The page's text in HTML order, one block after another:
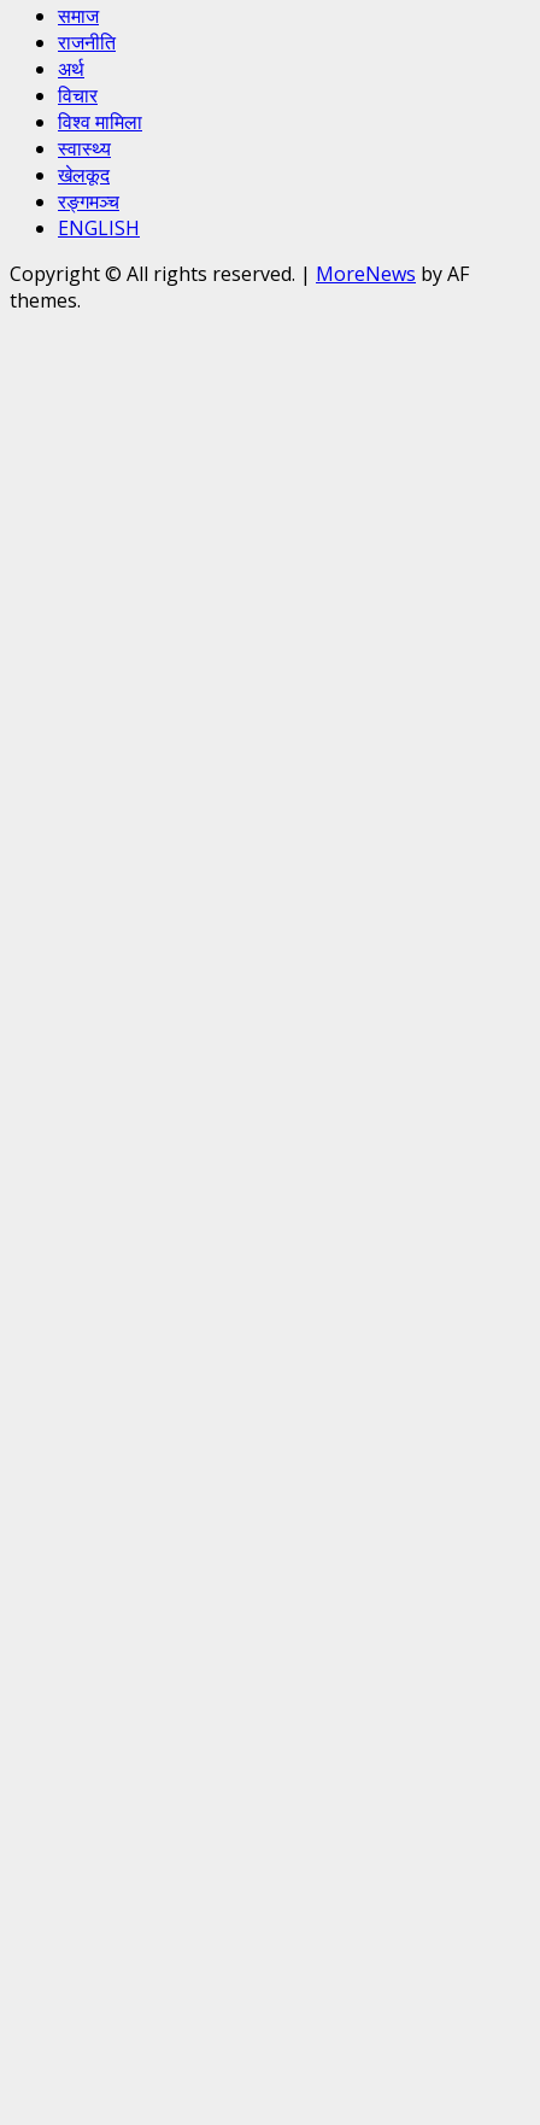
समाज
राजनीति
अर्थ
विचार
विश्व मामिला
स्वास्थ्य
खेलकूद
रङ्गमञ्च
ENGLISH
Copyright © All rights reserved. | MoreNews by AF
themes.